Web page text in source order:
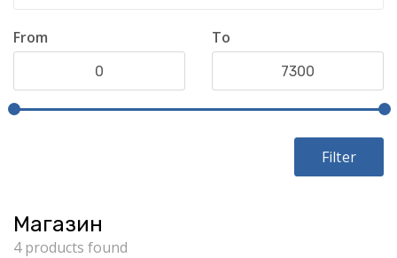
From To
Filter
Магазин
4 products found